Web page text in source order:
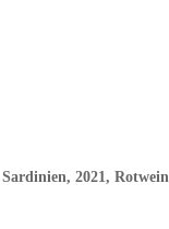
2021, Rotwein